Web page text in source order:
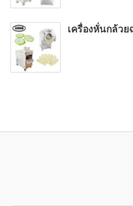
เครื่องหั่นกล้ว